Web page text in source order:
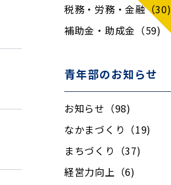
税務・労務・金融（30)
補助金・助成金（59)
青年部のお知らせ
お知らせ（98)
なかまづくり（19)
まちづくり（37)
経営力向上（6)